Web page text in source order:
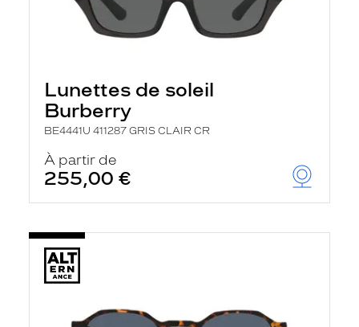
Lunettes de soleil
Burberry
BE4441U 411287 GRIS CLAIR CR
À partir de
255,00 €